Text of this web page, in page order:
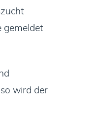
gemeldet
wird der